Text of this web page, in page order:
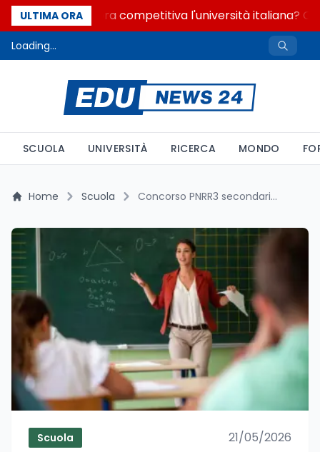
ULTIMA ORA
Quanto è ancora competitiva l'università italiana?
Loading...
SCUOLA UNIVERSITÀ RICERCA MONDO
Home Scuola Concorso PNRR3 secondaria: graduatorie al via, A026 matematica scoperta
Scuola 21/05/2026